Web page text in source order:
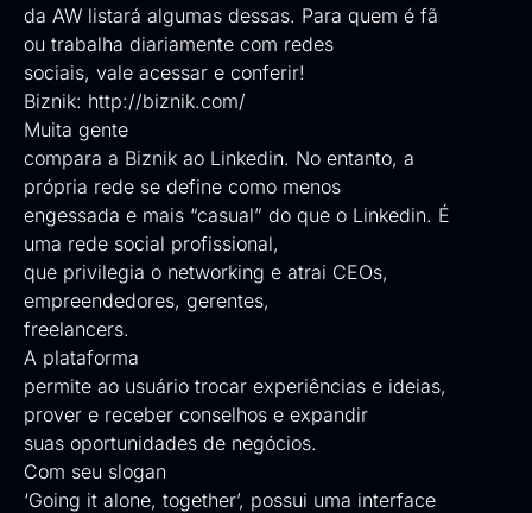
da AW listará algumas dessas. Para quem é fã
ou trabalha diariamente com redes
sociais, vale acessar e conferir!
Biznik: http://biznik.com/
Muita gente
compara a Biznik ao Linkedin. No entanto, a
própria rede se define como menos
engessada e mais “casual” do que o Linkedin. É
uma rede social profissional,
que privilegia o networking e atrai CEOs,
empreendedores, gerentes,
freelancers.
A plataforma
permite ao usuário trocar experiências e ideias,
prover e receber conselhos e expandir
suas oportunidades de negócios.
Com seu slogan
‘Going it alone, together’, possui uma interface